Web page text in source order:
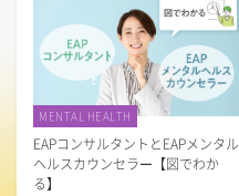
MENTAL HEALTH
EAPコンサルタントとEAPメンタル
ヘルスカウンセラー【図でわか
る】